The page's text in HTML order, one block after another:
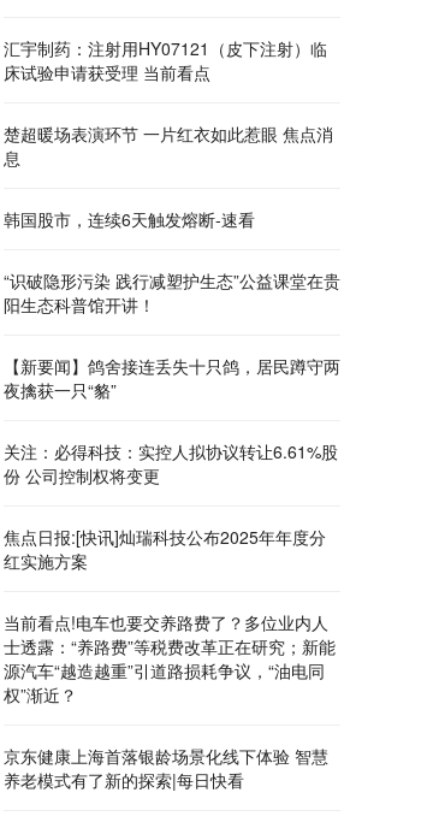
汇宇制药：注射用HY07121（皮下注射）临
床试验申请获受理 当前看点
楚超暖场表演环节 一片红衣如此惹眼 焦点消
息
韩国股市，连续6天触发熔断-速看
“识破隐形污染 践行减塑护生态”公益课堂在贵
阳生态科普馆开讲！
【新要闻】鸽舍接连丢失十只鸽，居民蹲守两
夜擒获一只“貉”
关注：必得科技：实控人拟协议转让6.61%股
份 公司控制权将变更
焦点日报:[快讯]灿瑞科技公布2025年年度分
红实施方案
当前看点!电车也要交养路费了？多位业内人
士透露：“养路费”等税费改革正在研究；新能
源汽车“越造越重”引道路损耗争议，“油电同
权”渐近？
京东健康上海首落银龄场景化线下体验 智慧
养老模式有了新的探索|每日快看